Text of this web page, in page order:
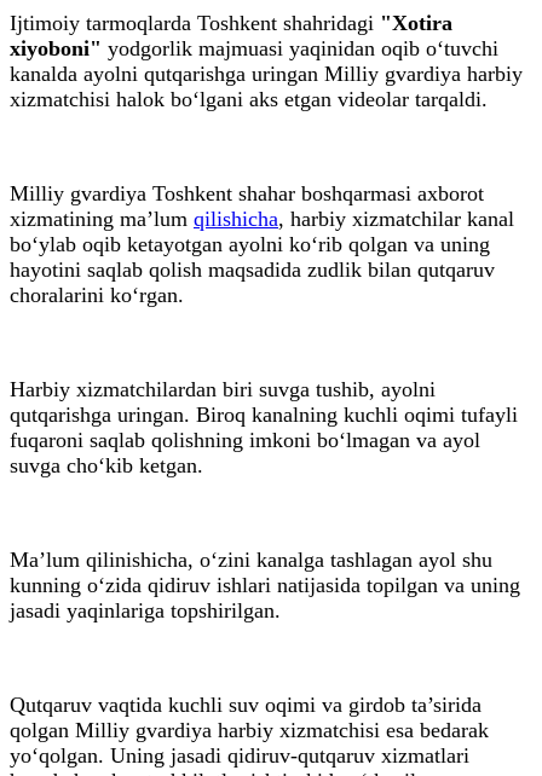
Ijtimoiy tarmoqlarda Toshkent shahridagi "Xotira
xiyoboni" yodgorlik majmuasi yaqinidan oqib o‘tuvchi
kanalda ayolni qutqarishga uringan Milliy gvardiya harbiy
xizmatchisi halok bo‘lgani aks etgan videolar tarqaldi.
Milliy gvardiya Toshkent shahar boshqarmasi axborot
xizmatining ma’lum qilishicha, harbiy xizmatchilar kanal
bo‘ylab oqib ketayotgan ayolni ko‘rib qolgan va uning
hayotini saqlab qolish maqsadida zudlik bilan qutqaruv
choralarini ko‘rgan.
Harbiy xizmatchilardan biri suvga tushib, ayolni
qutqarishga uringan. Biroq kanalning kuchli oqimi tufayli
fuqaroni saqlab qolishning imkoni bo‘lmagan va ayol
suvga cho‘kib ketgan.
Ma’lum qilinishicha, o‘zini kanalga tashlagan ayol shu
kunning o‘zida qidiruv ishlari natijasida topilgan va uning
jasadi yaqinlariga topshirilgan.
Qutqaruv vaqtida kuchli suv oqimi va girdob ta’sirida
qolgan Milliy gvardiya harbiy xizmatchisi esa bedarak
yo‘qolgan. Uning jasadi qidiruv-qutqaruv xizmatlari